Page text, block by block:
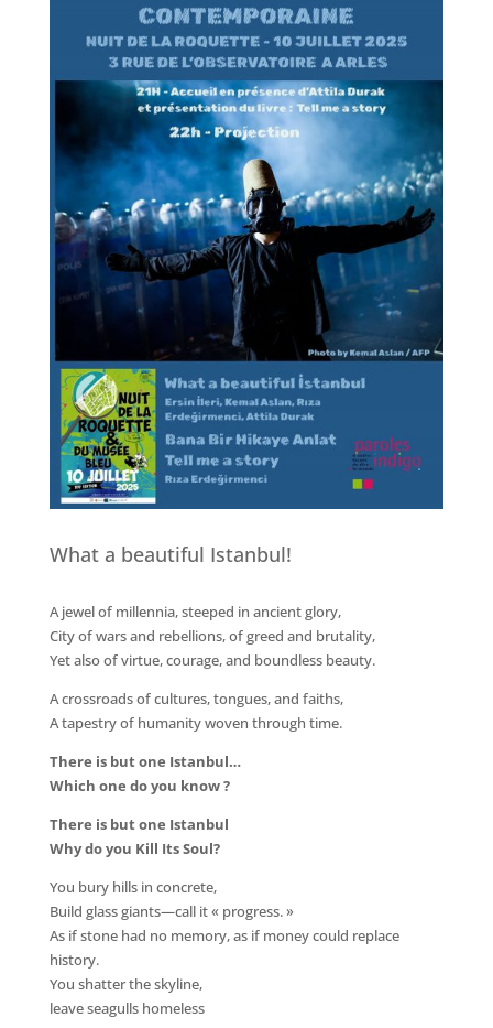
What a beautiful Istanbul!
A jewel of millennia, steeped in ancient glory,
City of wars and rebellions, of greed and brutality,
Yet also of virtue, courage, and boundless beauty.
A crossroads of cultures, tongues, and faiths,
A tapestry of humanity woven through time.
There is but one Istanbul…
Which one do you know ?
There is but one Istanbul
Why do you Kill Its Soul?
You bury hills in concrete,
Build glass giants—call it « progress. »
As if stone had no memory, as if money could replace
history.
You shatter the skyline,
leave seagulls homeless